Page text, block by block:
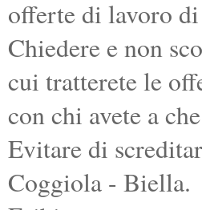
offerte di lavoro
Chiedere e non
cui tratterete le
con chi avete a
Evitare di
Coggiola - Biella.